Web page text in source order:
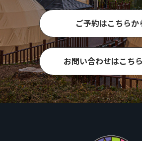
ご予約はこちらか
お問い合わせはこち